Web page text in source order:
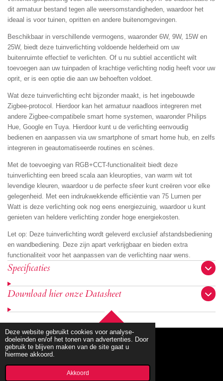
Deze website gebruikt cookies voor analyse-
doeleinden en/of het tonen van advertenties. Door
gebruik te blijven maken van de site gaat u
hiermee akkoord.
Akkoord
dit armatuur bestand tegen alle weersomstandigheden, waardoor het
ideaal is voor tuinen, opritten en andere buitenomgevingen.
Beschikbaar in verschillende vermogens, waaronder 6W, 9W, 15W en
25W, biedt deze tuinverlichting voldoende helderheid om uw
buitenruimte effectief te verlichten. Of u nu subtiel accentlicht wilt
toevoegen aan uw tuinpaden of krachtige verlichting nodig heeft voor uw
oprit, er is een optie die aan uw behoeften voldoet.
Wat deze tuinverlichting echt bijzonder maakt, is het ingebouwde
Zigbee-protocol. Hierdoor kan het armatuur naadloos integreren met
andere Zigbee-compatibele smart home systemen, waaronder Philips
Hue, Google en Tuya. Hierdoor kunt u de verlichting eenvoudig
bedienen en aanpassen via uw smartphone of smart home hub, en zelfs
integreren in geautomatiseerde routines en scènes.
Met de toevoeging van RGB+CCT-functionaliteit biedt deze
tuinverlichting een breed scala aan kleuropties, van warm wit tot
levendige kleuren, waardoor u de perfecte sfeer kunt creëren voor elke
gelegenheid. Met een indrukwekkende efficiëntie van 75 Lumen per
Watt is deze verlichting ook nog eens energiezuinig, waardoor u kunt
genieten van heldere verlichting zonder hoge energiekosten.
Let op: Deze tuinverlichting wordt geleverd exclusief afstandsbediening
en wandbediening. Deze zijn apart verkrijgbaar en bieden extra
functionaliteit voor het aanpassen van de verlichting naar wens.
Specificaties
Download hier onze Datasheet
© 2020 - 2026 mbllighting